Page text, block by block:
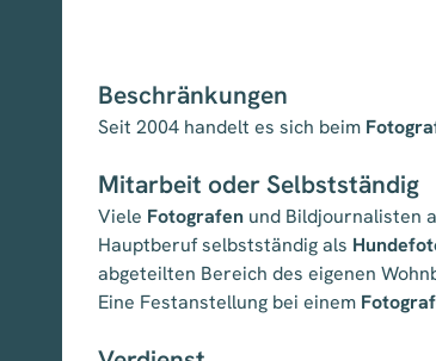
Beschränkungen
Seit 2004 handelt es sich beim
Mitarbeit oder Selbstständig
Viele Fotografen und Bildjournalisten
Hauptberuf selbstständig als
abgeteilten Bereich des eigenen
Eine Festanstellung bei einem